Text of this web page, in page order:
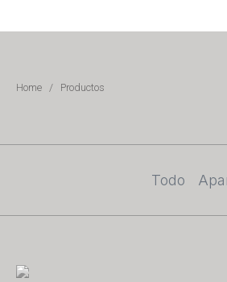
Home / Productos
Todo